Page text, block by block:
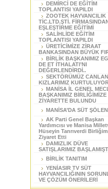
DEMİRCİ DE EĞİTİM
TOPLANTISI YAPILDI
ZOOTEK HAYVANCILIK
TİC.LTD.ŞTİ.
EŞLEŞTİRME EĞİTİMİ
SALİHLİDE EĞİTİM
TOPLANTISI YAPILDI
ÜRETİCİMİZE ZİRAAT
BANKASINDAN BÜYÜK
BİRLİK BAŞKANIMIZ
DE ET İTHALATI’NI
DEĞERLENDİRDİ..
SEKTÖRÜMÜZ
KIZLARIMIZ
MANİSA İL GENEL
BAŞKANIMIZ BİRLİĞİMİZE
ZİYARETTE BULUNDU
MANİSA’DA SÜT
AK Parti Genel Başkan
Yardımcısı ve Manisa
Hüseyin Tanrıverdi
Ziyaret Etti
DAMIZLIK DÜVE
SATIŞLARIMIZ
BİRLİK TANITIM
YENİASIR TV SÜT
HAYVANCILIĞININ
VE ÇÖZÜM ÖNERİLERİ